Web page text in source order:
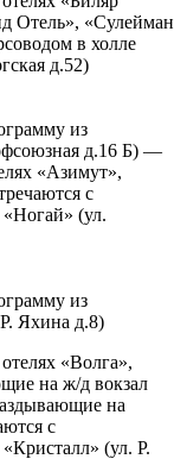
Отель», «Сулейман
в холле
д.52)
из
д.16 Б) —
«Азимут»,
с
«Ногай» (ул.
из
Яхина д.8)
«Волга»,
на ж/д вокзал
на
с
(ул. Р.